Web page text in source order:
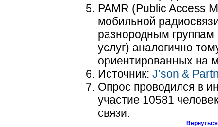
PAMR (Public Access
мобильной
разнородным
услуг) аналогично
ориентированных на
Источник: J’son &
Опрос проводился в
участие 10581
связи.